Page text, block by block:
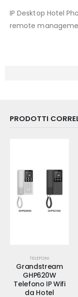
IP Desktop Hotel
remote
PRODOTTI
TELEFONI
Grandstream
GHP620W
Telefono IP Wifi
da Hotel